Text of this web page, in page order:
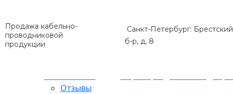
Продажа кабельно-
проводниковой
продукции
Санкт-Петербург: Брестский
б-р, д. 8
Отзывы